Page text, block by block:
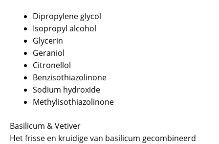
Dipropylene glycol
Isopropyl alcohol
Glycerin
Geraniol
Citronellol
Benzisothiazolinone
Sodium hydroxide
Methylisothiazolinone
Basilicum & Vetiver
Het frisse en kruidige van basilicum gecombineerd